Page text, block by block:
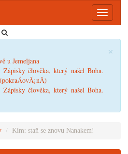
Toggle
×
u Jemeljana
člověka, který našel Boha.
člověka, který našel Boha.
Kim: staň se znovu Nanakem!